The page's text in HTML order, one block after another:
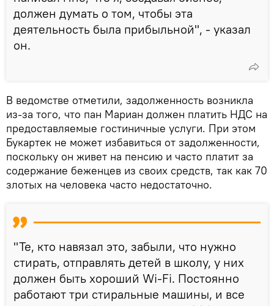
должен думать о том, чтобы эта
деятельность была прибыльной", - указал
он.
В ведомстве отметили, задолженность возникла
из-за того, что пан Мариан должен платить НДС на
предоставляемые гостиничные услуги. При этом
Букартек не может избавиться от задолженности,
поскольку он живет на пенсию и часто платит за
содержание беженцев из своих средств, так как 70
злотых на человека часто недостаточно.
"Те, кто навязал это, забыли, что нужно
стирать, отправлять детей в школу, у них
должен быть хороший Wi-Fi. Постоянно
работают три стиральные машины, и все